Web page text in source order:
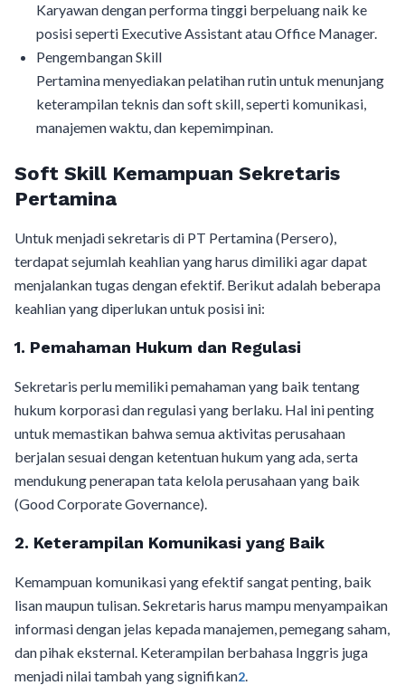
Karyawan dengan performa tinggi berpeluang naik ke
posisi seperti Executive Assistant atau Office Manager.
Pengembangan Skill
Pertamina menyediakan pelatihan rutin untuk menunjang
keterampilan teknis dan soft skill, seperti komunikasi,
manajemen waktu, dan kepemimpinan.
Soft Skill Kemampuan Sekretaris
Pertamina
Untuk menjadi sekretaris di PT Pertamina (Persero),
terdapat sejumlah keahlian yang harus dimiliki agar dapat
menjalankan tugas dengan efektif. Berikut adalah beberapa
keahlian yang diperlukan untuk posisi ini:
1. Pemahaman Hukum dan Regulasi
Sekretaris perlu memiliki pemahaman yang baik tentang
hukum korporasi dan regulasi yang berlaku. Hal ini penting
untuk memastikan bahwa semua aktivitas perusahaan
berjalan sesuai dengan ketentuan hukum yang ada, serta
mendukung penerapan tata kelola perusahaan yang baik
(Good Corporate Governance).
2. Keterampilan Komunikasi yang Baik
Kemampuan komunikasi yang efektif sangat penting, baik
lisan maupun tulisan. Sekretaris harus mampu menyampaikan
informasi dengan jelas kepada manajemen, pemegang saham,
dan pihak eksternal. Keterampilan berbahasa Inggris juga
menjadi nilai tambah yang signifikan2.